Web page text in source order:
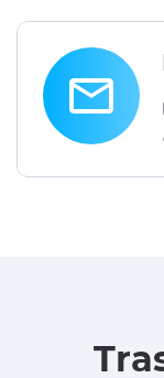
email